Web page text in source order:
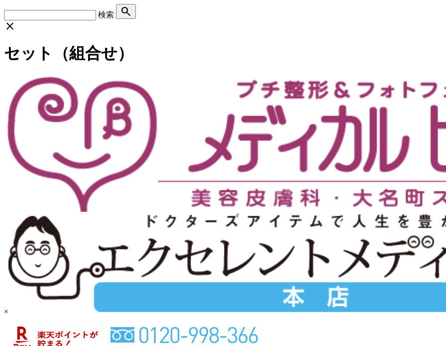
検索
search
close
セット（組合せ）
×